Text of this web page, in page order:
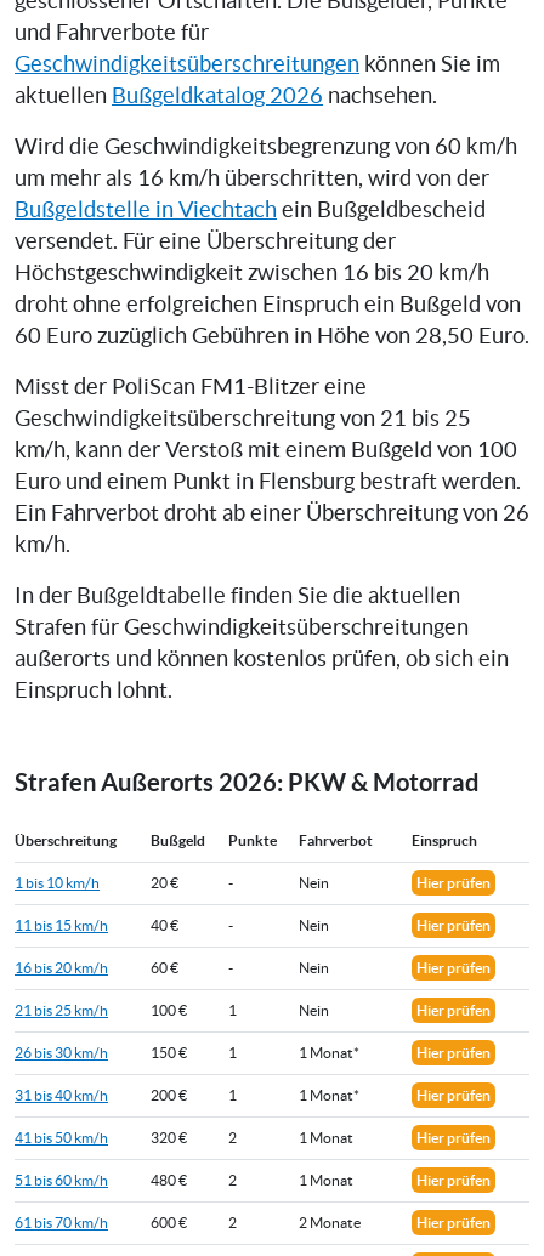
und Fahrverbote für
Geschwindigkeitsüberschreitungen können Sie im
aktuellen Bußgeldkatalog 2026 nachsehen.
Wird die Geschwindigkeitsbegrenzung von 60 km/h
um mehr als 16 km/h überschritten, wird von der
Bußgeldstelle in Viechtach ein Bußgeldbescheid
versendet. Für eine Überschreitung der
Höchstgeschwindigkeit zwischen 16 bis 20 km/h
droht ohne erfolgreichen Einspruch ein Bußgeld von
60 Euro zuzüglich Gebühren in Höhe von 28,50 Euro.
Misst der PoliScan FM1-Blitzer eine
Geschwindigkeitsüberschreitung von 21 bis 25
km/h, kann der Verstoß mit einem Bußgeld von 100
Euro und einem Punkt in Flensburg bestraft werden.
Ein Fahrverbot droht ab einer Überschreitung von 26
km/h.
In der Bußgeldtabelle finden Sie die aktuellen
Strafen für Geschwindigkeitsüberschreitungen
außerorts und können kostenlos prüfen, ob sich ein
Einspruch lohnt.
Strafen Außerorts 2026: PKW & Motorrad
Überschreitung Bußgeld Punkte Fahrverbot Einspruch
1 bis 10 km/h 20 € - Nein Hier prüfen
11 bis 15 km/h 40 € - Nein Hier prüfen
16 bis 20 km/h 60 € - Nein Hier prüfen
21 bis 25 km/h 100 € 1 Nein Hier prüfen
26 bis 30 km/h 150 € 1 1 Monat* Hier prüfen
31 bis 40 km/h 200 € 1 1 Monat* Hier prüfen
41 bis 50 km/h 320 € 2 1 Monat Hier prüfen
51 bis 60 km/h 480 € 2 1 Monat Hier prüfen
61 bis 70 km/h 600 € 2 2 Monate Hier prüfen